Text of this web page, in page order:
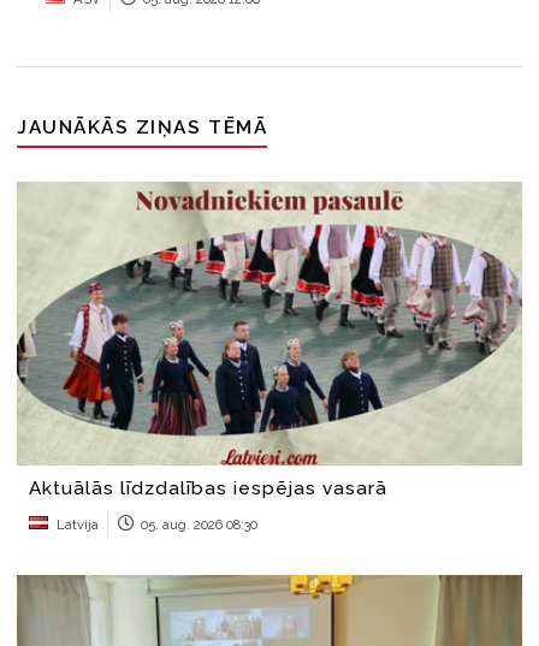
JAUNĀKĀS ZIŅAS TĒMĀ
Aktuālās līdzdalības iespējas vasarā
Latvija 05. aug. 2026 08:30